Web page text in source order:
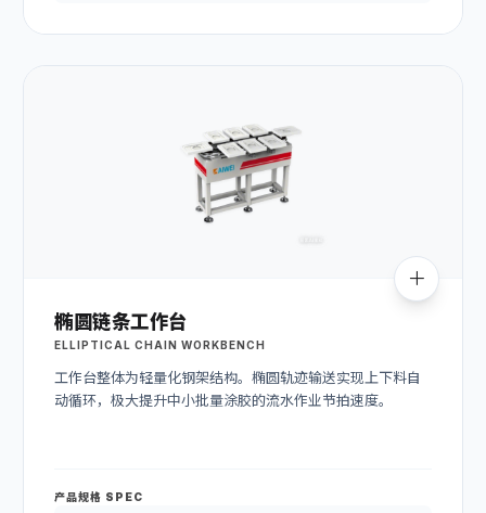
椭圆链条工作台
ELLIPTICAL CHAIN WORKBENCH
工作台整体为轻量化钢架结构。椭圆轨迹输送实现上下料自
动循环，极大提升中小批量涂胶的流水作业节拍速度。
产品规格 SPEC